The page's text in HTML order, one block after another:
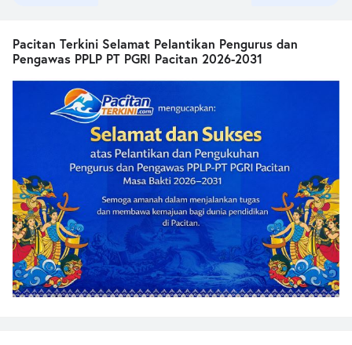
Pacitan Terkini Selamat Pelantikan Pengurus dan
Pengawas PPLP PT PGRI Pacitan 2026-2031